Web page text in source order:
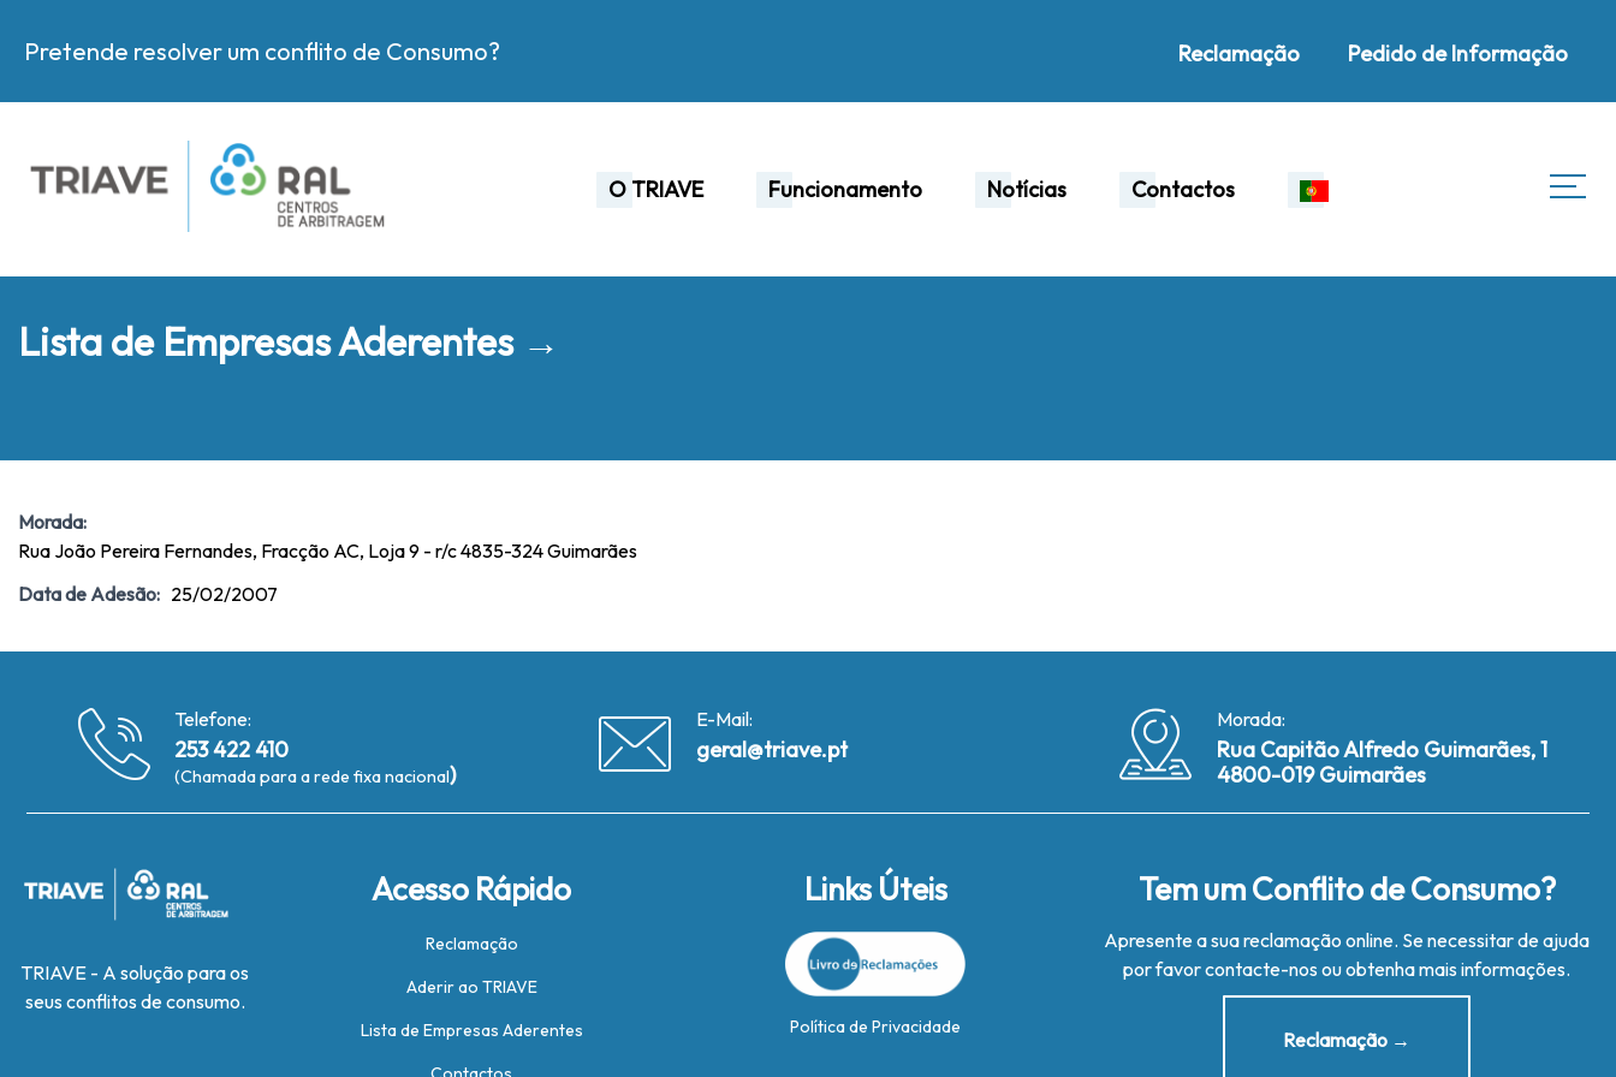
Pretende resolver um conflito de Consumo? Reclamação Pedido de Informação
O TRIAVE Funcionamento Notícias Contactos
Lista de Empresas Aderentes →
Morada:
Rua João Pereira Fernandes, Fracção AC, Loja 9 - r/c 4835-324 Guimarães
Data de Adesão: 25/02/2007
Telefone:
253 422 410
(Chamada para a rede fixa nacional)
E-Mail:
geral@triave.pt
Morada:
Rua Capitão Alfredo Guimarães, 1
4800-019 Guimarães
TRIAVE - A solução para os
seus conflitos de consumo.
Acesso Rápido
Reclamação
Aderir ao TRIAVE
Lista de Empresas Aderentes
Links Úteis
Política de Privacidade
Tem um Conflito de Consumo?
Apresente a sua reclamação online. Se necessitar de ajuda
por favor contacte-nos ou obtenha mais informações.
Reclamação →